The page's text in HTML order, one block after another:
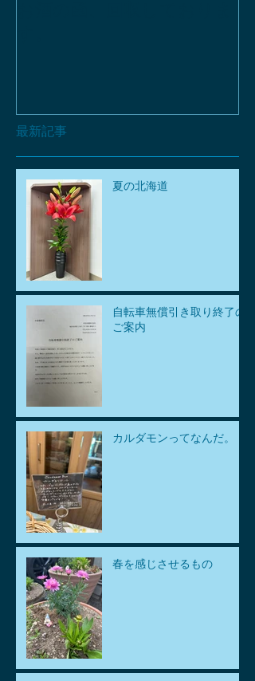
最新記事
夏の北海道
自転車無償引き取り終了の
ご案内
カルダモンってなんだ。
春を感じさせるもの